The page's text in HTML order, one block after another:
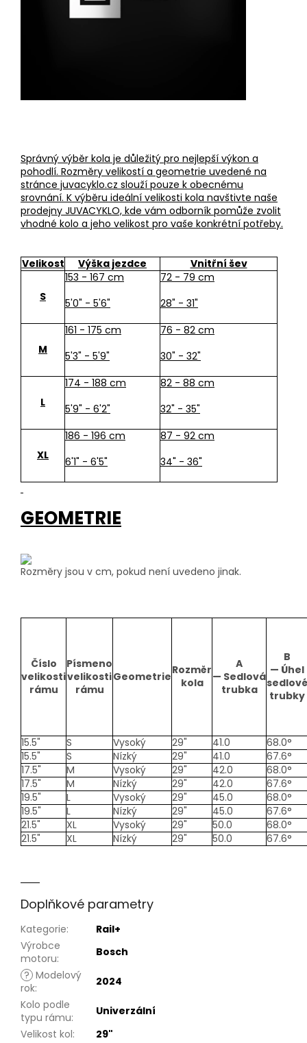
Správný výběr kola je důležitý pro nejlepší výkon a
pohodlí. Rozměry velikostí a geometrie uvedené na
stránce juvacyklo.cz slouží pouze k obecnému
srovnání. K výběru ideální velikosti kola navštivte naše
prodejny JUVACYKLO, kde vám odborník pomůže zvolit
vhodné kolo a jeho velikost pro vaše konkrétní potřeby.
Velikost Výška jezdce Vnitřní šev
S
153 - 167 cm
5'0" - 5'6"
72 - 79 cm
28" - 31"
M
161 - 175 cm
5'3" - 5'9"
76 - 82 cm
30" - 32"
L
174 - 188 cm
5'9" - 6'2"
82 - 88 cm
32" - 35"
XL
186 - 196 cm
6'1" - 6'5"
87 - 92 cm
34" - 36"
GEOMETRIE
Rozměry jsou v cm, pokud není uvedeno jinak.
Číslo
velikosti
rámu
Písmeno
velikosti
rámu
GeometrieRozměr
kola
A
— Sedlová
trubka
B
— Úhel
sedlové
trubky
15.5" S Vysoký 29" 41.0
68.0°
15.5"
S Nízký 29" 41.0
67.6°
17.5"
M Vysoký 29" 42.0
68.0°
17.5"
M Nízký 29" 42.0
67.6°
19.5"
L Vysoký 29" 45.0
68.0°
19.5"
L Nízký 29" 45.0
67.6°
21.5"
XL Vysoký 29" 50.0
68.0°
21.5"
XL Nízký 29" 50.0 67.6°
Doplňkové parametry
Kategorie:
Rail+
Výrobce
motoru:
Bosch
? Modelový
rok:
2024
Kolo podle
typu rámu:
Univerzální
Velikost kol: 29"